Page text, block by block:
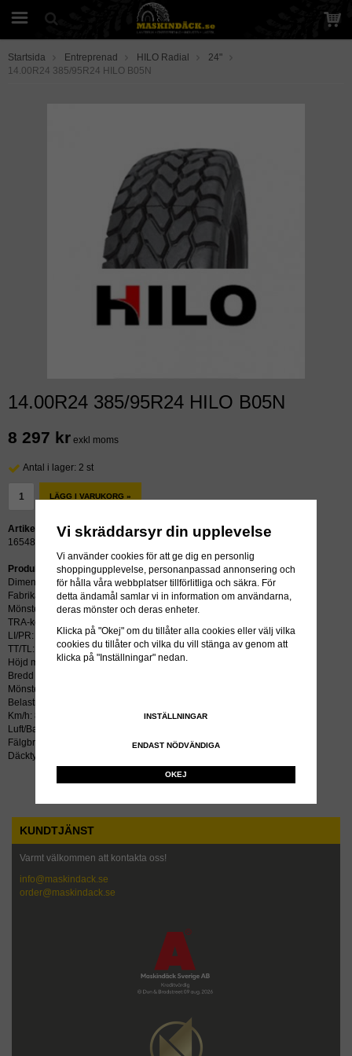
Startsida Entreprenad HILO Radial
24"
14.00R24 385/95R24 HILO B05N
14.00R24 385/95R24 HILO B05N
8 297 kr exkl moms
Antal i lager: 2 st
LÄGG I VARUKORG »
Artikelnummer:
16548
Produktbeskrivning:
Dimension: 14.00R24 385/95R24
Fabrikat: HILO
Mönster: B05N
TRA-kod: E2
LI/PR: 170F ***
TT/TL: TL (slang krävs ej)
Höjd mm: 1356
Bredd mm: 382
Mönsterdjup mm: 23
Belastning kg: 6000
Km/h: 80
Luft/Bar: 10.0
Fälgbredd tum: 10.00x24
Däcktyp: radial
KUNDTJÄNST
Varmt välkommen att kontakta oss!
info@maskindack.se
order@maskindack.se
Vi skräddarsyr din upplevelse
Vi använder cookies för att ge dig en personlig
shoppingupplevelse, personanpassad annonsering och
för hålla våra webbplatser tillförlitliga och säkra. För
detta ändamål samlar vi in information om användarna,
deras mönster och deras enheter.
Klicka på "Okej" om du tillåter alla cookies eller välj vilka
cookies du tillåter och vilka du vill stänga av genom att
klicka på "Inställningar" nedan.
INSTÄLLNINGAR
ENDAST NÖDVÄNDIGA
OKEJ